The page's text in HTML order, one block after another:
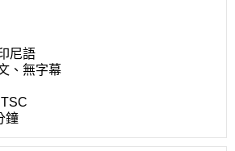
尼語
無字幕
鐘